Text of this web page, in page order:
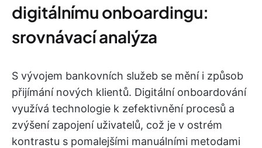
digitálnímu onboardingu:
srovnávací analýza
S vývojem bankovních služeb se mění i způsob
přijímání nových klientů. Digitální onboardování
využívá technologie k zefektivnění procesů a
zvýšení zapojení uživatelů, což je v ostrém
kontrastu s pomalejšími manuálními metodami